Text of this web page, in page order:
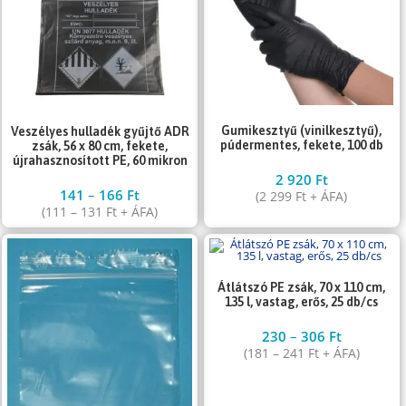
Veszélyes hulladék gyűjtő ADR
zsák, 56 x 80 cm, fekete,
újrahasznosított PE, 60 mikron
141– 166 Ft
(111– 131 Ft + ÁFA)
Gumikesztyű (vinilkesztyű),
púdermentes, fekete, 100 db
2 920 Ft
(2 299 Ft + ÁFA)
Átlátszó PE zsák, 70 x 110 cm,
135 l, vastag, erős, 25 db/cs
230 – 306 Ft
(181 – 241 Ft+ ÁFA)